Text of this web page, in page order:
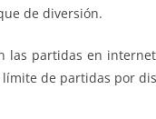
de diversión.
partidas en
de partidas por